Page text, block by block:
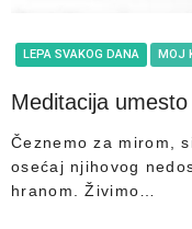
LEPA SVAKOG DANA MOJ
Meditacija
Čeznemo za mirom,
osećaj njihovog
hranom. Živimo…